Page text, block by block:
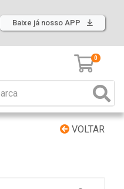
Baixe já nosso APP
0
VOLTAR